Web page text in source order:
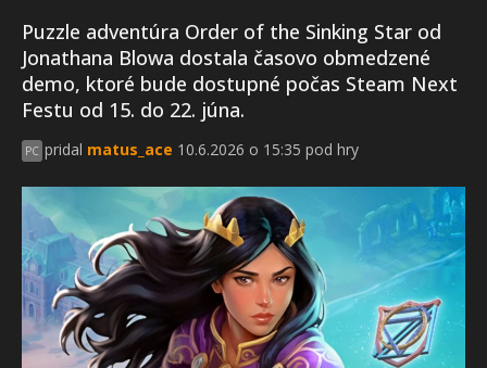
Puzzle adventúra Order of the Sinking Star od
Jonathana Blowa dostala časovo obmedzené
demo, ktoré bude dostupné počas Steam Next
Festu od 15. do 22. júna.
PC pridal matus_ace 10.6.2026 o 15:35 pod hry